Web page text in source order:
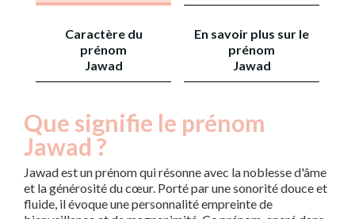
Caractère du
prénom
Jawad
En savoir plus sur le
prénom
Jawad
Que signifie le prénom
Jawad ?
Jawad est un prénom qui résonne avec la noblesse d'âme
et la générosité du cœur. Porté par une sonorité douce et
fluide, il évoque une personnalité empreinte de